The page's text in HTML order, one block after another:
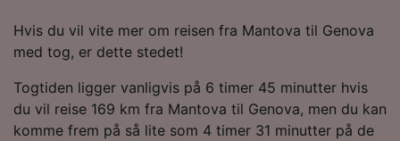
Hvis du vil vite mer om reisen fra Mantova til Genova
med tog, er dette stedet!
Togtiden ligger vanligvis på 6 timer 45 minutter hvis
du vil reise 169 km fra Mantova til Genova, men du kan
komme frem på så lite som 4 timer 31 minutter på de